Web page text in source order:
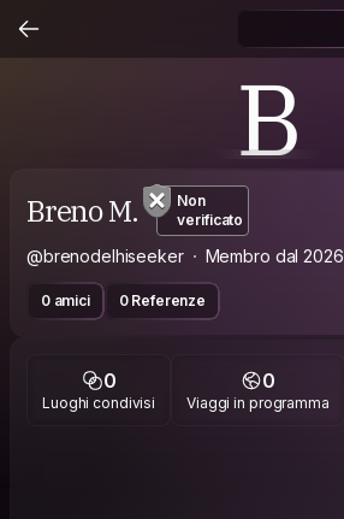
B
Breno M.
Non
verificato
@brenodelhiseeker Membro dal 2026
0 amici 0 Referenze
0
Luoghi condivisi
0
Viaggi in programma